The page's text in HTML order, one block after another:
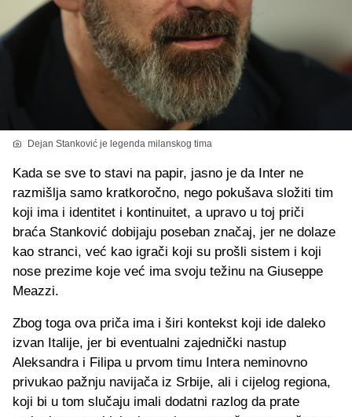
Dejan Stanković je legenda milanskog tima
Kada se sve to stavi na papir, jasno je da Inter ne
razmišlja samo kratkoročno, nego pokušava složiti tim
koji ima i identitet i kontinuitet, a upravo u toj priči
braća Stanković dobijaju poseban značaj, jer ne dolaze
kao stranci, već kao igrači koji su prošli sistem i koji
nose prezime koje već ima svoju težinu na Giuseppe
Meazzi.
Zbog toga ova priča ima i širi kontekst koji ide daleko
izvan Italije, jer bi eventualni zajednički nastup
Aleksandra i Filipa u prvom timu Intera neminovno
privukao pažnju navijača iz Srbije, ali i cijelog regiona,
koji bi u tom slučaju imali dodatni razlog da prate